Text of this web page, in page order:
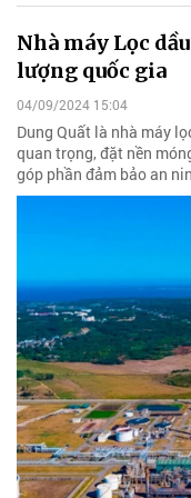
Nhà máy Lọc
lượng quốc gia
04/09/2024 15:04
Dung Quất là nhà máy
quan trọng, đặt nền
góp phần đảm bảo an